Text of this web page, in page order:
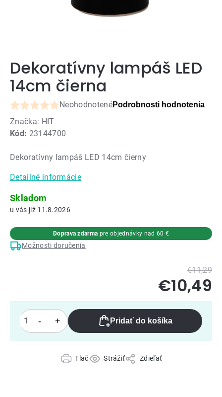
Dekoratívny lampáš LED
14cm čierna
Kód: 23144700
Priemerné
hodnotenie
produktu
0,0
5
hviezdičiek.
NeohodnotenéPodrobnosti hodnotenia
Značka: HIT
Pridať do košíka
Dekoratívny lampáš LED 14cm čierny
Detailné informácie
Tlač Strážiť Zdieľať
Skladom
11.8.2026
Možnosti doručenia
Doprava zdarma pre objednávky nad 60 €
€11,29
€10,49